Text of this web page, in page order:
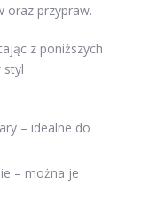
oraz przypraw.
z poniższych
styl
– idealne do
– można je